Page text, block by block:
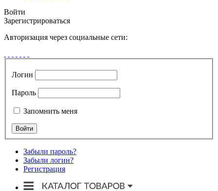
Войти
Зарегистрироваться
Авторизация через социальные сети:
Логин
Пароль
Запомнить меня
Забыли пароль?
Забыли логин?
Регистрация